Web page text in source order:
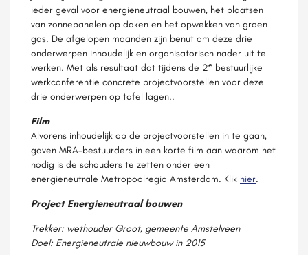
ieder geval voor energieneutraal bouwen, het plaatsen
van zonnepanelen op daken en het opwekken van groen
gas. De afgelopen maanden zijn benut om deze drie
onderwerpen inhoudelijk en organisatorisch nader uit te
werken. Met als resultaat dat tijdens de 2e bestuurlijke
werkconferentie concrete projectvoorstellen voor deze
drie onderwerpen op tafel lagen..
Film
Alvorens inhoudelijk op de projectvoorstellen in te gaan,
gaven MRA-bestuurders in een korte film aan waarom het
nodig is de schouders te zetten onder een
energieneutrale Metropoolregio Amsterdam. Klik hier.
Project Energieneutraal bouwen
Trekker: wethouder Groot, gemeente Amstelveen
Doel: Energieneutrale nieuwbouw in 2015